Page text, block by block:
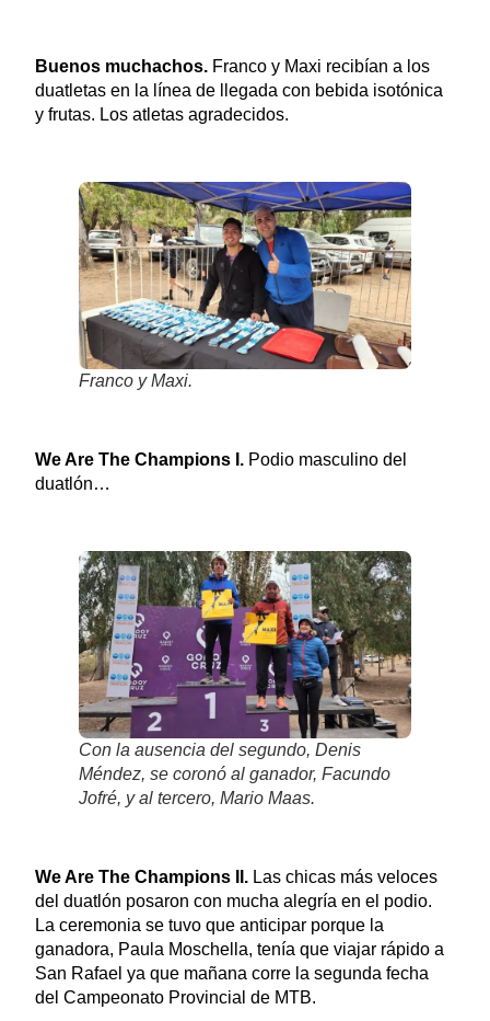
Buenos muchachos.Franco y Maxi recibían a los
duatletas en la línea de llegada con bebida isotónica
y frutas. Los atletas agradecidos.
Franco y Maxi.
We Are The Champions I.Podio masculino del
duatlón…
Con la ausencia del segundo, Denis
Méndez, se coronó al ganador, Facundo
Jofré, y al tercero, Mario Maas.
We Are The Champions II. Las chicas más veloces
del duatlón posaron con mucha alegría en el podio.
La ceremonia se tuvo que anticipar porque la
ganadora, Paula Moschella, tenía que viajar rápido a
San Rafael ya que mañana corre la segunda fecha
del Campeonato Provincial de MTB.